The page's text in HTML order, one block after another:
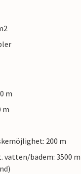
m
m
200 m
vatten/badem: 3500 m